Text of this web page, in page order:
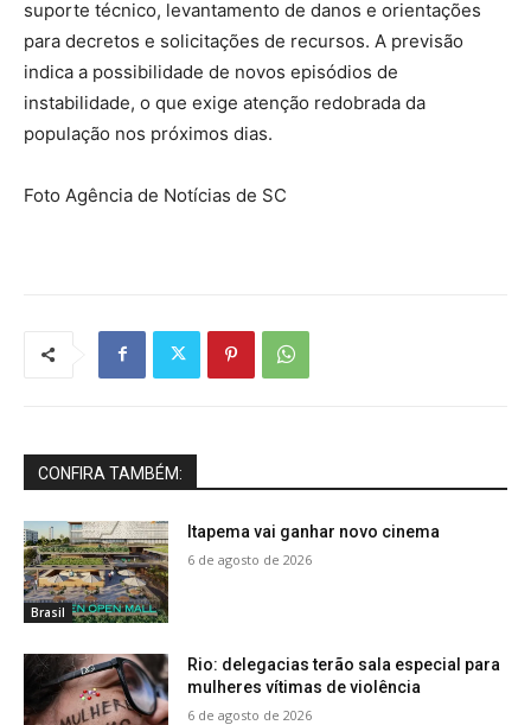
suporte técnico, levantamento de danos e orientações
para decretos e solicitações de recursos. A previsão
indica a possibilidade de novos episódios de
instabilidade, o que exige atenção redobrada da
população nos próximos dias.
Foto Agência de Notícias de SC
CONFIRA TAMBÉM:
Brasil
Itapema vai ganhar novo cinema
6 de agosto de 2026
Rio: delegacias terão sala especial para
mulheres vítimas de violência
6 de agosto de 2026